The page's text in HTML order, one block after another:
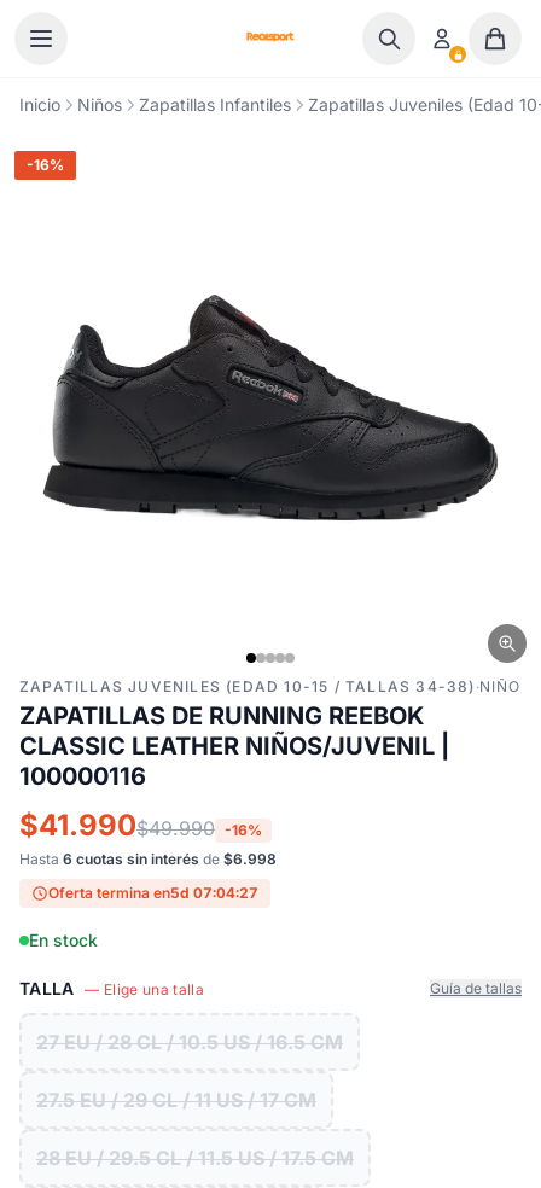
Inicio Niños Zapatillas Infantiles Zapatillas Juveniles (Edad
-16%
ZAPATILLAS JUVENILES (EDAD 10-15 / TALLAS 34-38) ·NIÑO
ZAPATILLAS DE RUNNING REEBOK
CLASSIC LEATHER NIÑOS/JUVENIL |
100000116
$41.990$49.990 -16%
Hasta 6 cuotas sin interés de $6.998
Oferta termina en5d 07:04:26
En stock
TALLA — Elige una talla Guía de tallas
27 EU / 28 CL / 10.5 US / 16.5 CM
27.5 EU / 29 CL / 11 US / 17 CM
28 EU / 29.5 CL / 11.5 US / 17.5 CM